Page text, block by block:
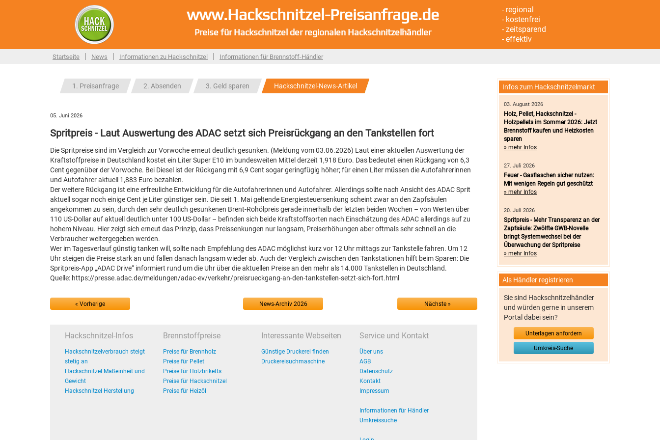
www.Hackschnitzel-Preisanfrage.de
Preise für Hackschnitzel der regionalen Hackschnitzelhändler
- regional
- kostenfrei
- zeitsparend
- effektiv
Startseite | News | Informationen zu Hackschnitzel | Informationen für Brennstoff-Händler
1. Preisanfrage 2. Absenden 3. Geld sparen Hackschnitzel-News-Artikel
05. Juni 2026
Spritpreis - Laut Auswertung des ADAC setzt sich Preisrückgang an den Tankstellen fort
Die Spritpreise sind im Vergleich zur Vorwoche erneut deutlich gesunken. (Meldung vom 03.06.2026) Laut einer aktuellen Auswertung der
Kraftstoffpreise in Deutschland kostet ein Liter Super E10 im bundesweiten Mittel derzeit 1,918 Euro. Das bedeutet einen Rückgang von 6,3
Cent gegenüber der Vorwoche. Bei Diesel ist der Rückgang mit 6,9 Cent sogar geringfügig höher; für einen Liter müssen die Autofahrerinnen
und Autofahrer aktuell 1,883 Euro bezahlen.
Der weitere Rückgang ist eine erfreuliche Entwicklung für die Autofahrerinnen und Autofahrer. Allerdings sollte nach Ansicht des ADAC Sprit
aktuell sogar noch einige Cent je Liter günstiger sein. Die seit 1. Mai geltende Energiesteuersenkung scheint zwar an den Zapfsäulen
angekommen zu sein, durch den sehr deutlich gesunkenen Brent-Rohölpreis gerade innerhalb der letzten beiden Wochen – von Werten über
110 US-Dollar auf aktuell deutlich unter 100 US-Dollar – befinden sich beide Kraftstoffsorten nach Einschätzung des ADAC allerdings auf zu
hohem Niveau. Hier zeigt sich erneut das Prinzip, dass Preissenkungen nur langsam, Preiserhöhungen aber oftmals sehr schnell an die
Verbraucher weitergegeben werden.
Wer im Tagesverlauf günstig tanken will, sollte nach Empfehlung des ADAC möglichst kurz vor 12 Uhr mittags zur Tankstelle fahren. Um 12
Uhr steigen die Preise stark an und fallen danach langsam wieder ab. Auch der Vergleich zwischen den Tankstationen hilft beim Sparen: Die
Spritpreis-App „ADAC Drive“ informiert rund um die Uhr über die aktuellen Preise an den mehr als 14.000 Tankstellen in Deutschland.
Quelle: https://presse.adac.de/meldungen/adac-ev/verkehr/preisrueckgang-an-den-tankstellen-setzt-sich-fort.html
« Vorherige News-Archiv 2026 Nächste »
Infos zum Hackschnitzelmarkt
03. August 2026
Holz, Pellet, Hackschnitzel -
Holzpellets im Sommer 2026: Jetzt
Brennstoff kaufen und Heizkosten
sparen
» mehr Infos
27. Juli 2026
Feuer - Gasflaschen sicher nutzen:
Mit wenigen Regeln gut geschützt
» mehr Infos
20. Juli 2026
Spritpreis - Mehr Transparenz an der
Zapfsäule: Zwölfte GWB-Novelle
bringt Systemwechsel bei der
Überwachung der Spritpreise
» mehr Infos
Als Händler registrieren
Sie sind Hackschnitzelhändler
und würden gerne in unserem
Portal dabei sein?
Unterlagen anfordern
Umkreis-Suche
Hackschnitzel-Infos
Hackschnitzelverbrauch steigt
stetig an
Hackschnitzel Maßeinheit und
Gewicht
Hackschnitzel Herstellung
Brennstoffpreise
Preise für Brennholz
Preise für Pellet
Preise für Holzbriketts
Preise für Hackschnitzel
Preise für Heizöl
Interessante Webseiten
Günstige Druckerei finden
Druckereisuchmaschine
Service und Kontakt
Über uns
AGB
Datenschutz
Kontakt
Impressum
Informationen für Händler
Umkreissuche